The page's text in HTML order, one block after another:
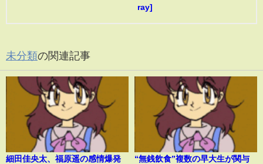
ray]
未分類の関連記事
細田佳央太、福原遥の感情爆発
“無銭飲食”複数の早大生が関与